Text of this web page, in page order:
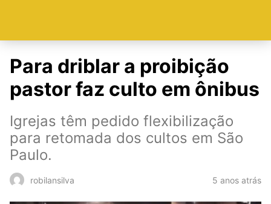
Para driblar a proibição
pastor faz culto em ônibus
Igrejas têm pedido flexibilização
para retomada dos cultos em São
Paulo.
robilansilva 5 anos atrás